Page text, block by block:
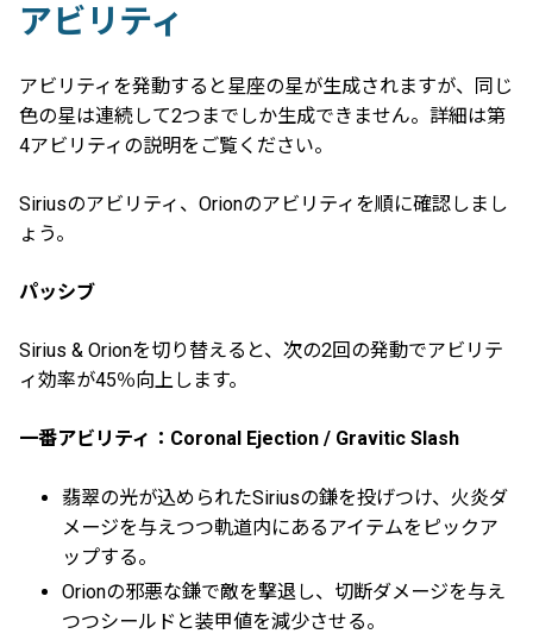
アビリティ
アビリティを発動すると星座の星が生成されますが、同じ
色の星は連続して2つまでしか生成できません。詳細は第
4アビリティの説明をご覧ください。
Siriusのアビリティ、Orionのアビリティを順に確認しまし
ょう。
パッシブ
Sirius & Orionを切り替えると、次の2回の発動でアビリテ
ィ効率が45％向上します。
一番アビリティ：Coronal Ejection / Gravitic Slash
翡翠の光が込められたSiriusの鎌を投げつけ、火炎ダ
メージを与えつつ軌道内にあるアイテムをピックア
ップする。
Orionの邪悪な鎌で敵を撃退し、切断ダメージを与え
つつシールドと装甲値を減少させる。